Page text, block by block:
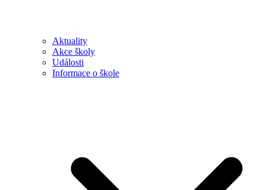
Aktuality
Akce školy
Události
Informace o škole